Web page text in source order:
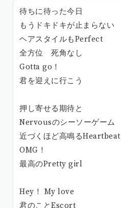
待ちに待った今日
もうドキドキが止まらない
ヘアスタイルもPerfect
全方位 死角なし
Gotta go！
君を迎えに行こう
押し寄せる期待と
Nervousのシーソーゲーム
近づくほど高鳴るHeartbeat
OMG！
最高のPretty girl
Hey！ My love
君のことEscort